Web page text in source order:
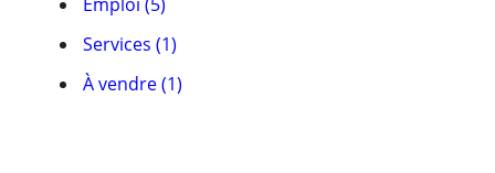
Services (1)
À vendre (1)